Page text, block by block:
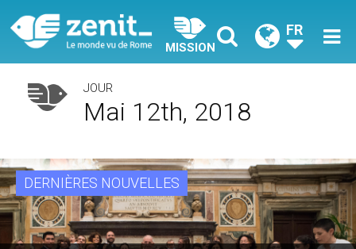
MISSION
FR
JOUR
Mai 12th, 2018
DERNIÈRES NOUVELLES